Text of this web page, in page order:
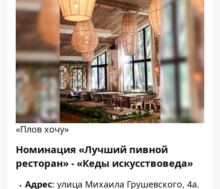
«Плов хочу»
Номинация «Лучший пивной
ресторан» - «Кеды искусствоведа»
Адрес: улица Михаила Грушевского, 4а.